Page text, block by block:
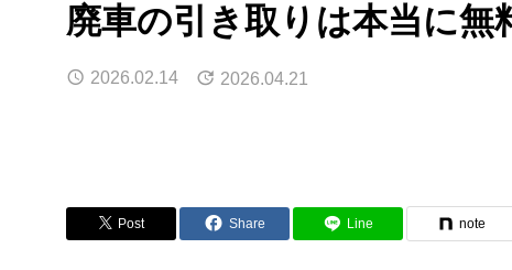
廃車の引き取りは本当に無
2026.02.14 2026.04.21
Post Share Line note